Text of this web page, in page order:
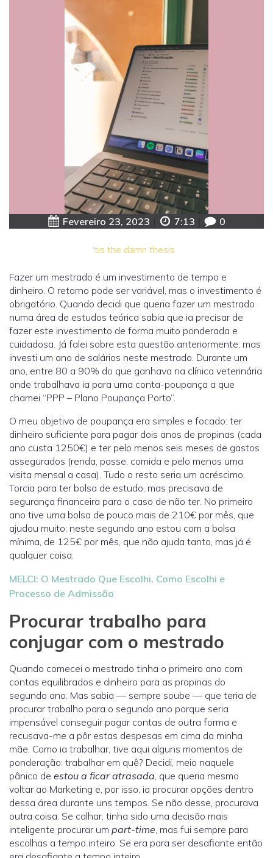
Fevereiro 23, 2023 7:13 0
'tis the damn thesis
Fazer um mestrado é um investimento de tempo e
dinheiro. O retorno pode ser variável, mas o investimento é
obrigatório. Quando decidi que queria fazer um mestrado
numa área de estudos teórica sabia que ia precisar de
fazer este investimento de forma muito ponderada e
cuidadosa. Já falei sobre esta questão anteriormente, mas
investi um ano de salários neste mestrado. Durante um
ano, entre 80 a 90% do que ganhava na clínica veterinária
onde trabalhava ia para uma conta-poupança a que
chamei “PPP – Plano Poupança Porto”.
O meu objetivo de poupança era simples e focado: ter
dinheiro suficiente para pagar dois anos de propinas (cada
ano custa 1250€) e ter pelo menos seis meses de gastos
assegurados (renda, passe, comida e pelo menos uma
visita mensal a casa). Tudo o resto seria um acréscimo.
Torcia para ter bolsa de estudo, mas precisava de
segurança financeira para o caso de não ter. No primeiro
ano tive uma bolsa de pouco mais de 210€ por mês, que
ajudou muito; neste segundo ano estou com a bolsa
mínima, de 125€ por mês, que não ajuda tanto, mas já é
qualquer coisa.
MELCI: O Mestrado Que Escolhi, Como Escolhi e
Processo de Admissão
Procurar trabalho para
conjugar com o mestrado
Quando comecei o mestrado tinha o primeiro ano com
contas equilibrados e dinheiro para as propinas do
segundo ano. Mas sabia — sempre soube — que teria de
procurar trabalho para o segundo ano porque seria
impensável conseguir pagar contas de outra forma e
recusava-me a pôr estas despesas em cima da minha
mãe. Como ia trabalhar, tive aqui alguns momentos de
ponderação: trabalhar em quê? Decidi, meio naquele
pânico de estou a ficar atrasada, que queria mesmo
voltar ao Marketing e, por isso, ia procurar opções dentro
dessa área durante uns tempos. Se não desse, procurava
outra coisa. Se calhar, tinha sido uma decisão mais
inteligente procurar um part-time, mas fui sempre para
escolhas a tempo inteiro. Se era para ser desafiante então